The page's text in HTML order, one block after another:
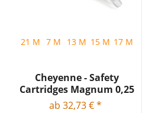
23 M 27 M
21 M 7 M 13 M 15 M 17 M
Cheyenne - Safety
Cartridges Magnum 0,25
mm...
ab 32,73 € *